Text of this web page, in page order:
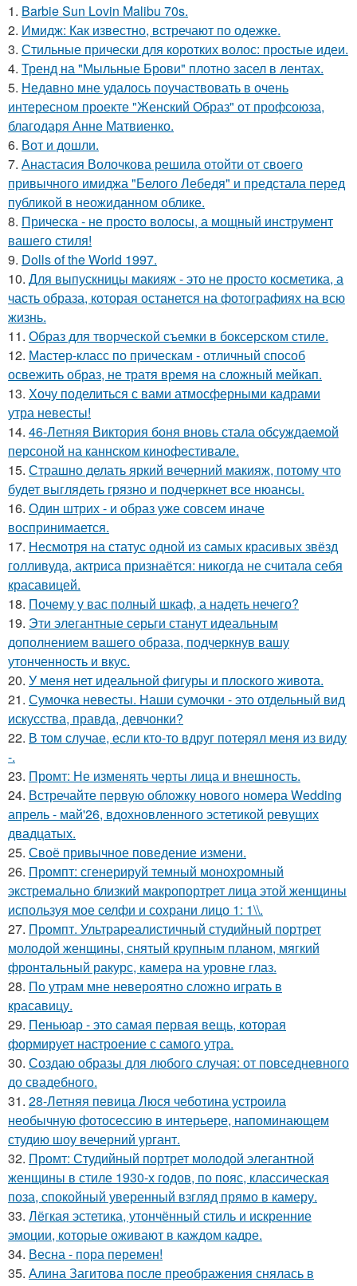
1. Barbie Sun Lovin Malibu 70s.
2. Имидж: Как известно, встречают по одежке.
3. Стильные прически для коротких волос: простые идеи.
4. Тренд на "Мыльные Брови" плотно засел в лентах.
5. Недавно мне удалось поучаствовать в очень
интересном проекте "Женский Образ" от профсоюза,
благодаря Анне Матвиенко.
6. Вот и дошли.
7. Анастасия Волочкова решила отойти от своего
привычного имиджа "Белого Лебедя" и предстала перед
публикой в неожиданном облике.
8. Прическа - не просто волосы, а мощный инструмент
вашего стиля!
9. Dolls of the World 1997.
10. Для выпускницы макияж - это не просто косметика, а
часть образа, которая останется на фотографиях на всю
жизнь.
11. Образ для творческой съемки в боксерском стиле.
12. Мастер-класс по прическам - отличный способ
освежить образ, не тратя время на сложный мейкап.
13. Хочу поделиться с вами атмосферными кадрами
утра невесты!
14. 46-Летняя Виктория боня вновь стала обсуждаемой
персоной на каннском кинофестивале.
15. Страшно делать яркий вечерний макияж, потому что
будет выглядеть грязно и подчеркнет все нюансы.
16. Один штрих - и образ уже совсем иначе
воспринимается.
17. Несмотря на статус одной из самых красивых звёзд
голливуда, актриса признаётся: никогда не считала себя
красавицей.
18. Почему у вас полный шкаф, а надеть нечего?
19. Эти элегантные серьги станут идеальным
дополнением вашего образа, подчеркнув вашу
утонченность и вкус.
20. У меня нет идеальной фигуры и плоского живота.
21. Сумочка невесты. Наши сумочки - это отдельный вид
искусства, правда, девчонки?
22. В том случае, если кто-то вдруг потерял меня из виду
-.
23. Промт: Не изменять черты лица и внешность.
24. Встречайте первую обложку нового номера Wedding
апрель - май'26, вдохновленного эстетикой ревущих
двадцатых.
25. Своё привычное поведение измени.
26. Промпт: сгенерируй темный монохромный
экстремально близкий макропортрет лица этой женщины
используя мое селфи и сохрани лицо 1: 1\\.
27. Промпт. Ультрареалистичный студийный портрет
молодой женщины, снятый крупным планом, мягкий
фронтальный ракурс, камера на уровне глаз.
28. По утрам мне невероятно сложно играть в
красавицу.
29. Пеньюар - это самая первая вещь, которая
формирует настроение с самого утра.
30. Создаю образы для любого случая: от повседневного
до свадебного.
31. 28-Летняя певица Люся чеботина устроила
необычную фотосессию в интерьере, напоминающем
студию шоу вечерний ургант.
32. Промт: Студийный портрет молодой элегантной
женщины в стиле 1930-х годов, по пояс, классическая
поза, спокойный уверенный взгляд прямо в камеру.
33. Лёгкая эстетика, утончённый стиль и искренние
эмоции, которые оживают в каждом кадре.
34. Весна - пора перемен!
35. Алина Загитова после преображения снялась в